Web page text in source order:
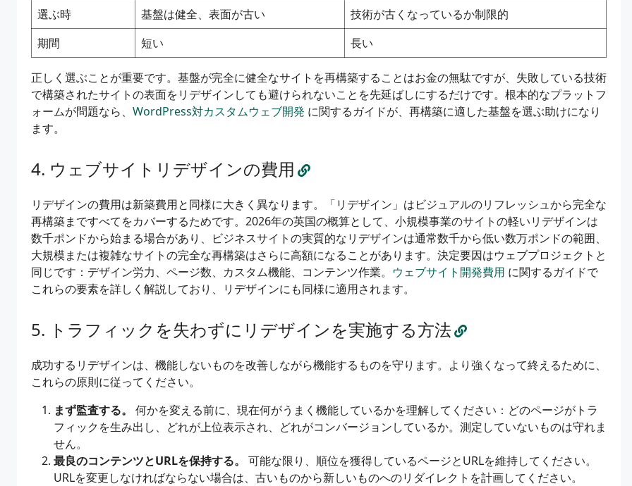
選ぶ時
基盤は健全、表面が古い
技術が古くなっているか制限的
期間
短い 長い
正しく選ぶことが重要です。基盤が完全に健全なサイトを再構築することはお金の無駄ですが、失敗している技術
で構築されたサイトの表面をリデザインしても避けられないことを先延ばしにするだけです。根本的なプラットフ
ォームが問題なら、 WordPress対カスタムウェブ開発 に関するガイドが、再構築に適した基盤を選ぶ助けになり
ます。
ウェブサイトリデザインの費用
リデザインの費用は新築費用と同様に大きく異なります。「リデザイン」はビジュアルのリフレッシュから完全な
再構築まですべてをカバーするためです。2026年の英国の概算として、小規模事業のサイトの軽いリデザインは
数千ポンドから始まる場合があり、ビジネスサイトの実質的なリデザインは通常数千から低い数万ポンドの範囲、
大規模または複雑なサイトの完全な再構築はさらに高額になることがあります。決定要因はウェブプロジェクトと
同じです：デザイン労力、ページ数、カスタム機能、コンテンツ作業。 ウェブサイト開発費用 に関するガイドで
これらの要素を詳しく解説しており、リデザインにも同様に適用されます。
トラフィックを失わずにリデザインを実施する方法
成功するリデザインは、機能しないものを改善しながら機能するものを守ります。より強くなって終えるために、
これらの原則に従ってください。
まず監査する。
何かを変える前に、現在何がうまく機能しているかを理解してください：どのページがトラ
フィックを生み出し、どれが上位表示され、どれがコンバージョンしているか。測定していないものは守れま
せん。
最良のコンテンツとURLを保持する。
可能な限り、順位を獲得しているページとURLを維持してください。
URLを変更しなければならない場合は、古いものから新しいものへのリダイレクトを計画してください。